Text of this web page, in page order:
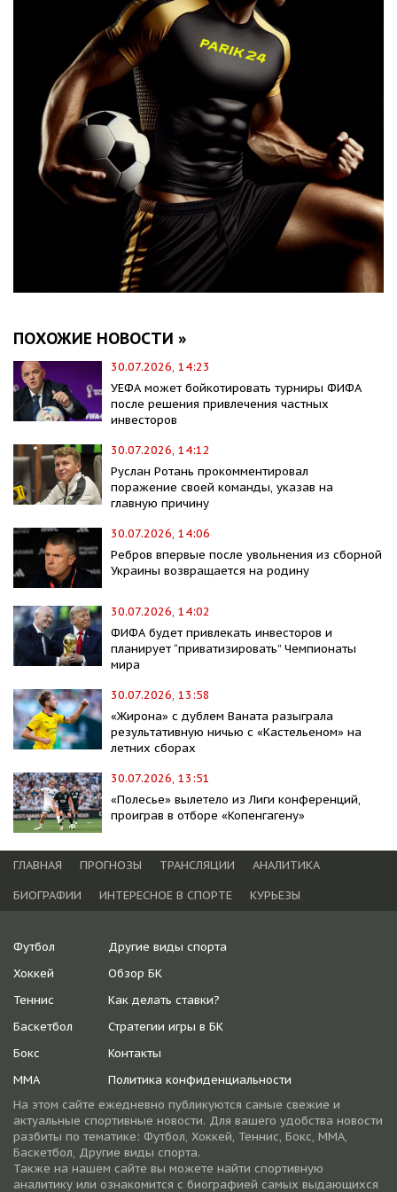
ПОХОЖИЕ НОВОСТИ »
30.07.2026, 14:23
УЕФА может бойкотировать турниры ФИФА
после решения привлечения частных
инвесторов
30.07.2026, 14:12
Руслан Ротань прокомментировал
поражение своей команды, указав на
главную причину
30.07.2026, 14:06
Ребров впервые после увольнения из сборной
Украины возвращается на родину
30.07.2026, 14:02
ФИФА будет привлекать инвесторов и
планирует “приватизировать” Чемпионаты
мира
30.07.2026, 13:58
«Жирона» с дублем Ваната разыграла
результативную ничью с «Кастельеном» на
летних сборах
30.07.2026, 13:51
«Полесье» вылетело из Лиги конференций,
проиграв в отборе «Копенгагену»
ГЛАВНАЯ ПРОГНОЗЫ ТРАНСЛЯЦИИ
АНАЛИТИКА
БИОГРАФИИ
ИНТЕРЕСНОЕ В СПОРТЕ КУРЬЕЗЫ
Футбол
Хоккей
Теннис
Баскетбол
Бокс
ММА
Другие виды спорта
Обзор БК
Как делать ставки?
Стратегии игры в БК
Контакты
Политика конфиденциальности
На этом сайте ежедневно публикуются самые свежие и
актуальные спортивные новости. Для вашего удобства новости
разбиты по тематике: Футбол, Хоккей, Теннис, Бокс, ММА,
Баскетбол, Другие виды спорта.
Также на нашем сайте вы можете найти спортивную
аналитику или ознакомится с биографией самых выдающихся